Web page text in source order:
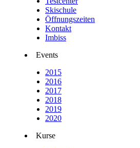
Skischule
Öffnungszeiten
Kontakt
Imbiss
Events
2015
2016
2017
2018
2019
2020
Kurse